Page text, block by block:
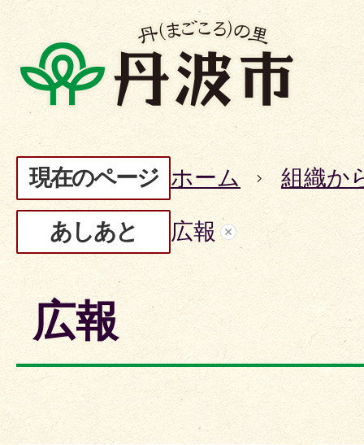
現在のページ ホーム 組織か
あしあと 広報
広報